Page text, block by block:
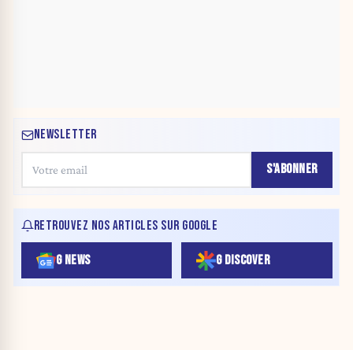
NEWSLETTER
S'ABONNER
RETROUVEZ NOS ARTICLES SUR GOOGLE
G NEWS G DISCOVER